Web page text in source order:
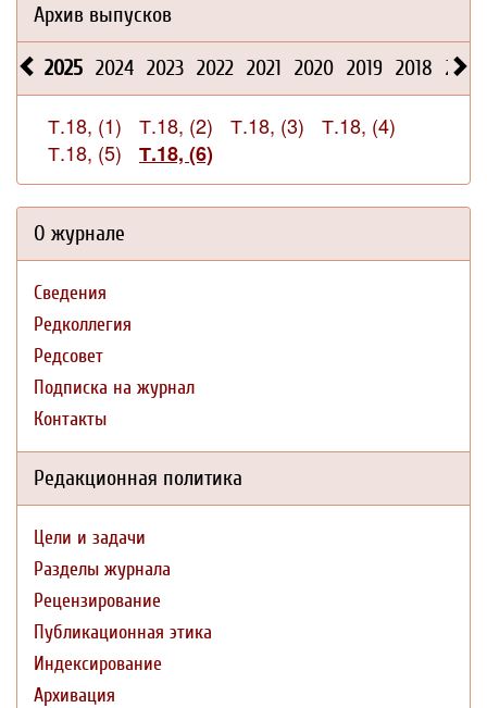
Архив выпусков
2025 2024 2023 2022 2021 2020 2019 2018 2017
Т.18, (1) Т.18, (2) Т.18, (3)
Т.18, (4)
Т.18, (5)
Т.18, (6)
О журнале
Сведения
Редколлегия
Редсовет
Подписка на журнал
Контакты
Редакционная политика
Цели и задачи
Разделы журнала
Рецензирование
Публикационная этика
Индексирование
Архивация